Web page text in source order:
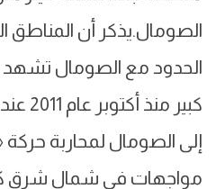
الصومال.يذكر أن المناطق
الحدود مع الصومال
كبير
إلى الصومال لمحاربة
مواجهات في شمال شرق